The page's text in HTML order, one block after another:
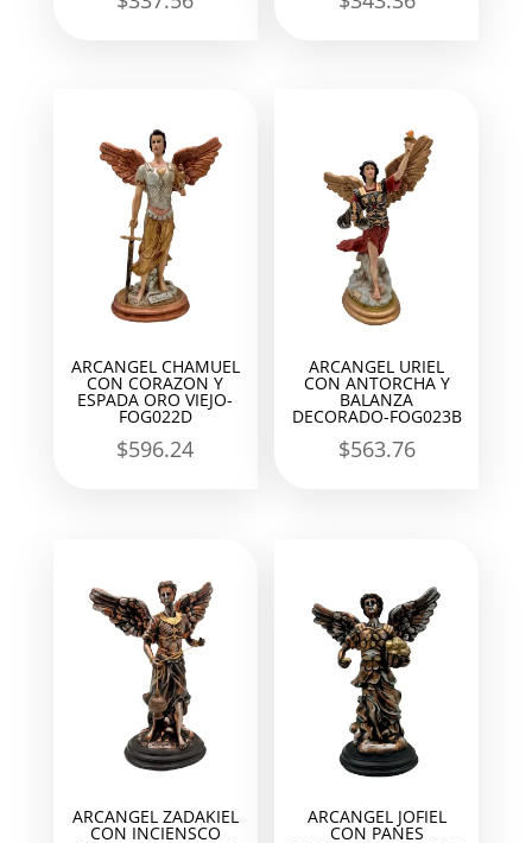
ARCANGEL CHAMUEL
CON CORAZON Y
ESPADA ORO VIEJO-
FOG022D
$596.24
ARCANGEL URIEL
CON ANTORCHA Y
BALANZA
DECORADO-FOG023B
$563.76
ARCANGEL ZADAKIEL
CON INCIENSCO
ARCANGEL JOFIEL
CON PANES